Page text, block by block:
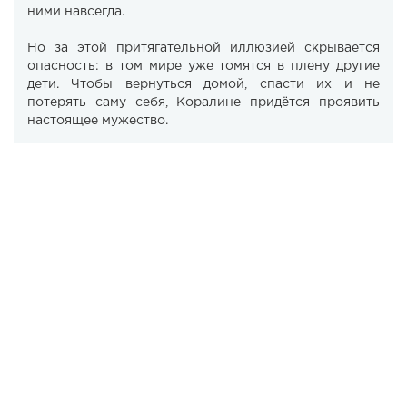
ними навсегда.
Но за этой притягательной иллюзией скрывается
опасность: в том мире уже томятся в плену другие
дети. Чтобы вернуться домой, спасти их и не
потерять саму себя, Коралине придётся проявить
настоящее мужество.